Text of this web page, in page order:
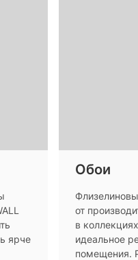
ярче
Обои
от
в
идеальное
помещения.